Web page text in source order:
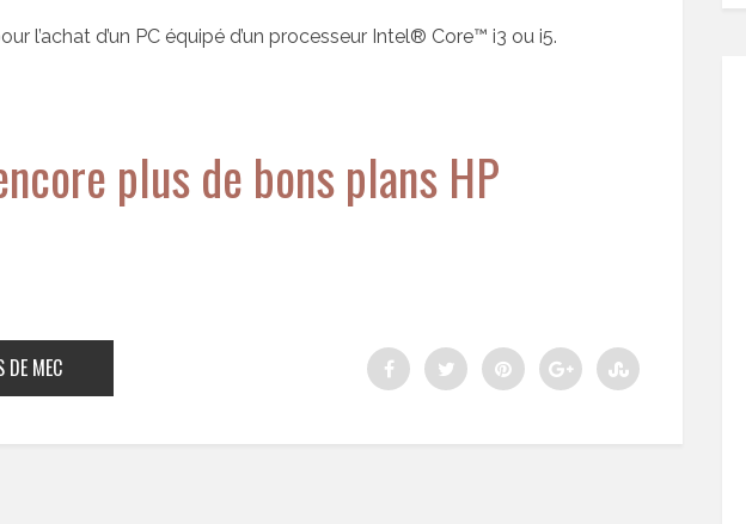
l’achat d’un PC équipé d’un processeur Intel® Core™ i3 ou i5.
plus de bons plans HP
DE MEC